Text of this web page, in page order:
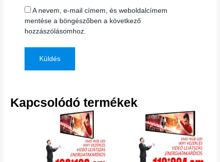
A nevem, e-mail címem, és weboldalcímem
mentése a böngészőben a következő
hozzászólásomhoz.
Kapcsolódó termékek